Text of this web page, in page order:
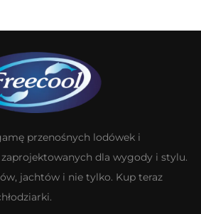
przenośnych lodówek i
dla wygody i stylu.
jachtów i nie tylko. Kup teraz